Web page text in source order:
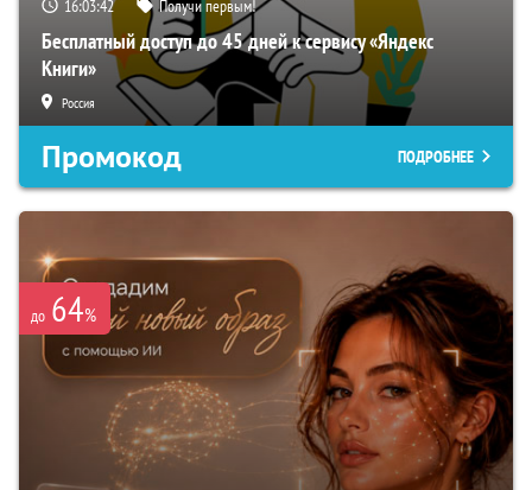
16:03:41 Получи первым!
Бесплатный доступ до 45 дней к сервису «Яндекс
Книги»
Россия
Промокод ПОДРОБНЕЕ
до 64%